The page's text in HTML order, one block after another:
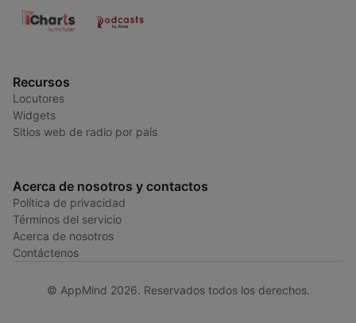
Recursos
Locutores
Widgets
Sitios web de radio por país
Acerca de nosotros y contactos
Política de privacidad
Términos del servicio
Acerca de nosotros
Contáctenos
© AppMind 2026. Reservados todos los derechos.